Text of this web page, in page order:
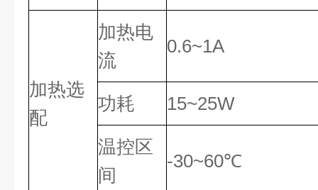
加热选
配
加热电
流
0.6~1A
功耗 15~25W
温控区
间
-30~60℃